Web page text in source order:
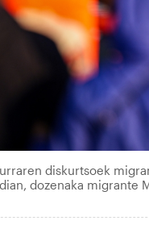
diskurtsoek
dozenaka migrante